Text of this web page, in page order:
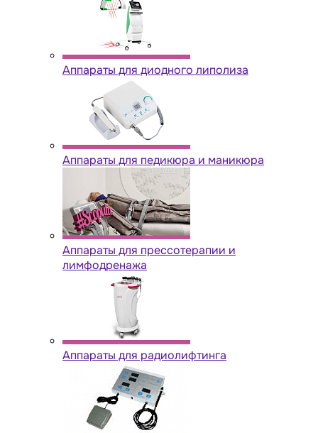
Аппараты для диодного липолиза
Аппараты для педикюра и маникюра
Аппараты для прессотерапии и
лимфодренажа
Аппараты для радиолифтинга